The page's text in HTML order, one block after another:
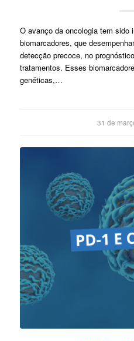
O avanço da oncologia tem sido
biomarcadores, que
detecção precoce, no
tratamentos. Esses
genéticas,…
31 de